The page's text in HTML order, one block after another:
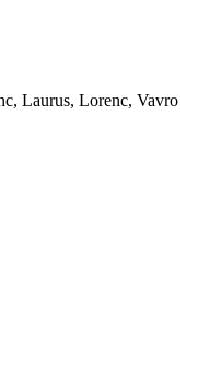
Laurus, Lorenc, Vavro